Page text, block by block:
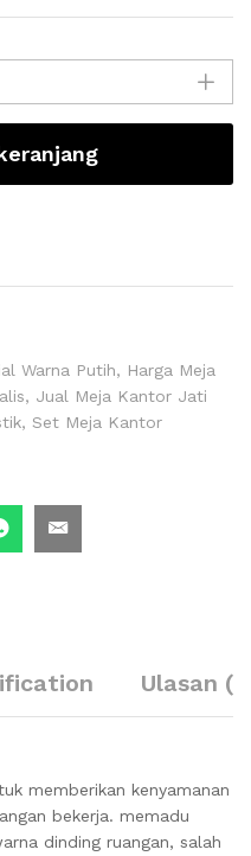
Warna Putih, Harga Meja
, Jual Meja Kantor Jati
, Set Meja Kantor
Ulasan
memberikan kenyamanan
bekerja. memadu
dinding ruangan, salah